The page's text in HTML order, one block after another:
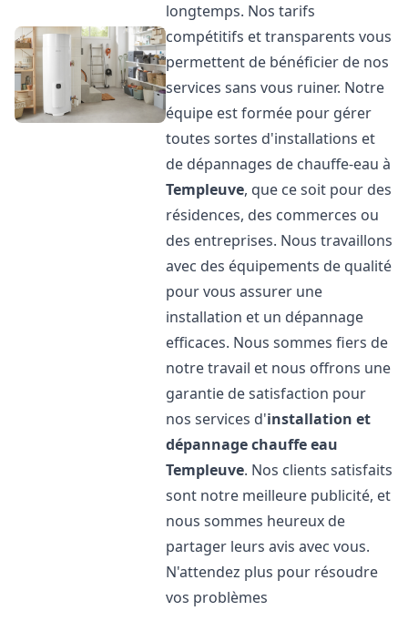
longtemps. Nos tarifs
compétitifs et transparents vous
permettent de bénéficier de nos
services sans vous ruiner. Notre
équipe est formée pour gérer
toutes sortes d'installations et
de dépannages de chauffe-eau à
Templeuve, que ce soit pour des
résidences, des commerces ou
des entreprises. Nous travaillons
avec des équipements de qualité
pour vous assurer une
installation et un dépannage
efficaces. Nous sommes fiers de
notre travail et nous offrons une
garantie de satisfaction pour
nos services d'installation et
dépannage chauffe eau
Templeuve. Nos clients satisfaits
sont notre meilleure publicité, et
nous sommes heureux de
partager leurs avis avec vous.
N'attendez plus pour résoudre
vos problèmes